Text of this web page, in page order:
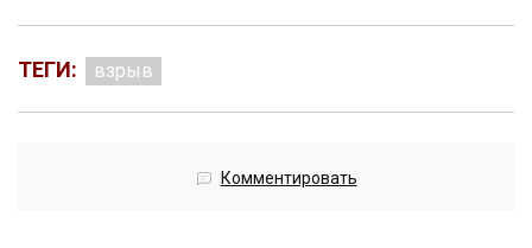
ТЕГИ: взрыв
Комментировать